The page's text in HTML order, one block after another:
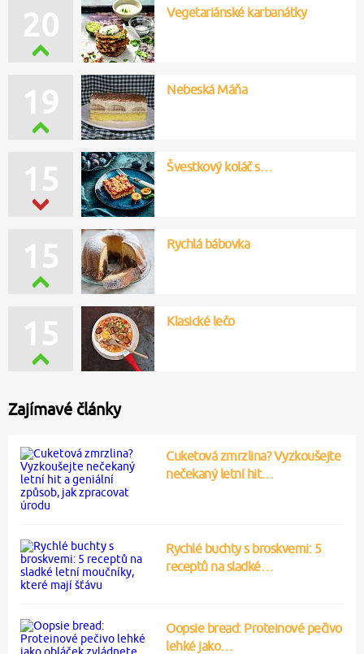
20 Vegetariánské karbanátky
15 Švestkový koláč s…
19 Nebeská Máňa
15 Rychlá bábovka
15 Klasické lečo
Zajímavé články
Cuketová zmrzlina? Vyzkoušejte
nečekaný letní hit…
Rychlé buchty s broskvemi: 5
receptů na sladké…
Oopsie bread: Proteinové pečivo
lehké jako…